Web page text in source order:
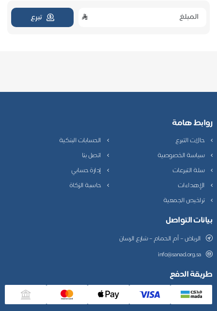
تبرع
روابط هامة
حالات التبرع
الحسابات البنكية
سياسة الخصوصية
اتصل بنا
سلة التبرعات
إدارة حسابي
الإهداءات
حاسبة الزكاة
تراخيص الجمعية
بيانات التواصل
الرياض – أم الحمام – شارع الرسان
info@sanad.org.sa
طريقة الدفع